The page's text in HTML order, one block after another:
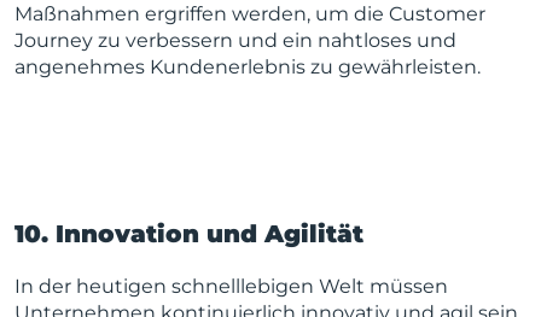
Maßnahmen ergriffen werden, um die Customer
Journey zu verbessern und ein nahtloses und
angenehmes Kundenerlebnis zu gewährleisten.
10. Innovation und Agilität
In der heutigen schnelllebigen Welt müssen